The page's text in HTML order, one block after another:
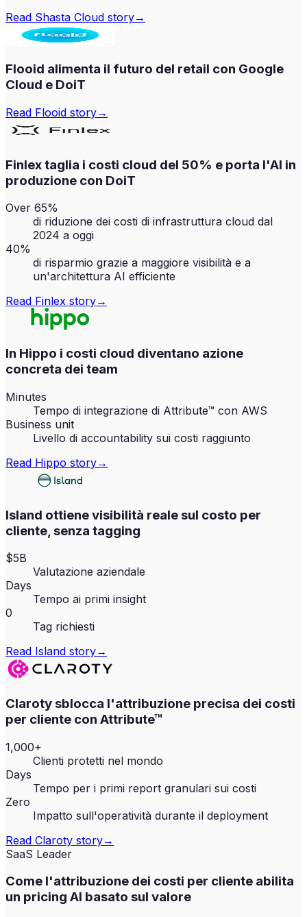
Read Shasta Cloud story→
Flooid alimenta il futuro del retail con Google
Cloud e DoiT
Read Flooid story→
Finlex taglia i costi cloud del 50% e porta l'AI in
produzione con DoiT
Over 65%
di riduzione dei costi di infrastruttura cloud dal
2024 a oggi
40%
di risparmio grazie a maggiore visibilità e a
un'architettura AI efficiente
Read Finlex story→
In Hippo i costi cloud diventano azione
concreta dei team
Minutes
Tempo di integrazione di Attribute™ con AWS
Business unit
Livello di accountability sui costi raggiunto
Read Hippo story→
Island ottiene visibilità reale sul costo per
cliente, senza tagging
$5B
Valutazione aziendale
Days
Tempo ai primi insight
0
Tag richiesti
Read Island story→
Claroty sblocca l'attribuzione precisa dei costi
per cliente con Attribute™
1,000+
Clienti protetti nel mondo
Days
Tempo per i primi report granulari sui costi
Zero
Impatto sull'operatività durante il deployment
Read Claroty story→
SaaS Leader
Come l'attribuzione dei costi per cliente abilita
un pricing AI basato sul valore